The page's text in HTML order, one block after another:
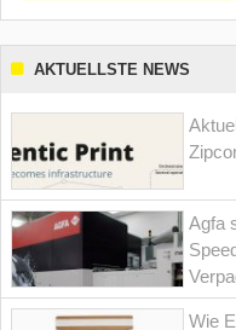
AKTUELLSTE NEWS
Agfa
Wie